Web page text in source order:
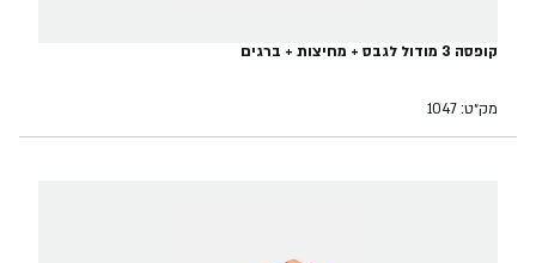
קופסה 3 מודול לגבס + מחיצות + ברגים
מק״ט: 1047